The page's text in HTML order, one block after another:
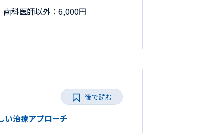
科医師以外：6,000円
い治療アプローチ
後で読む